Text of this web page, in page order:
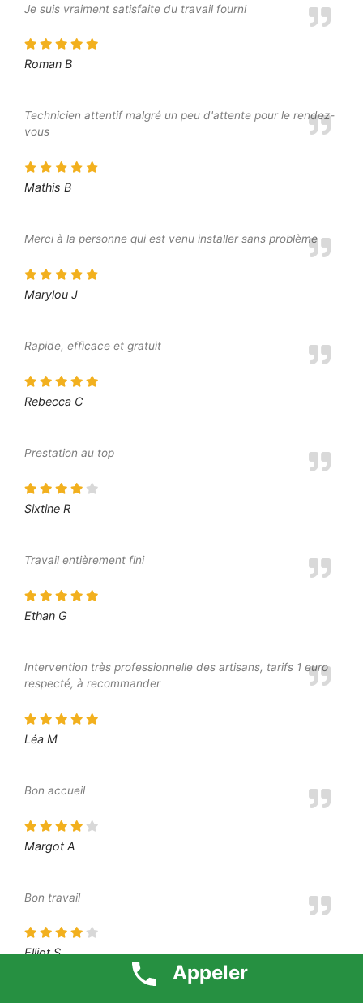
Je suis vraiment satisfaite du travail fourni
Roman B
Technicien attentif malgré un peu d'attente pour le rendez-
vous
Mathis B
Merci à la personne qui est venu installer sans problème
Marylou J
Rapide, efficace et gratuit
Rebecca C
Prestation au top
Sixtine R
Travail entièrement fini
Ethan G
Intervention très professionnelle des artisans, tarifs 1 euro
respecté, à recommander
Léa M
Bon accueil
Margot A
Bon travail
Elliot S
Appeler